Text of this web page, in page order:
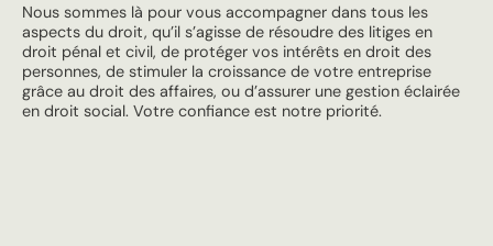
Nous sommes là pour vous accompagner dans tous les
aspects du droit, qu’il s’agisse de résoudre des litiges en
droit pénal et civil, de protéger vos intérêts en droit des
personnes, de stimuler la croissance de votre entreprise
grâce au droit des affaires, ou d’assurer une gestion éclairée
en droit social. Votre confiance est notre priorité.